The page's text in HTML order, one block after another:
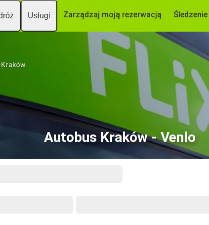
Usługi Zarządzaj moją rezerwacją
Kraków
Autobus Kraków - Venlo